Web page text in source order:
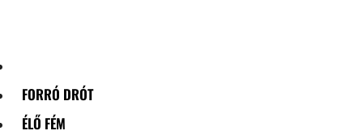
FORRÓ DRÓT
ÉLŐ FÉM